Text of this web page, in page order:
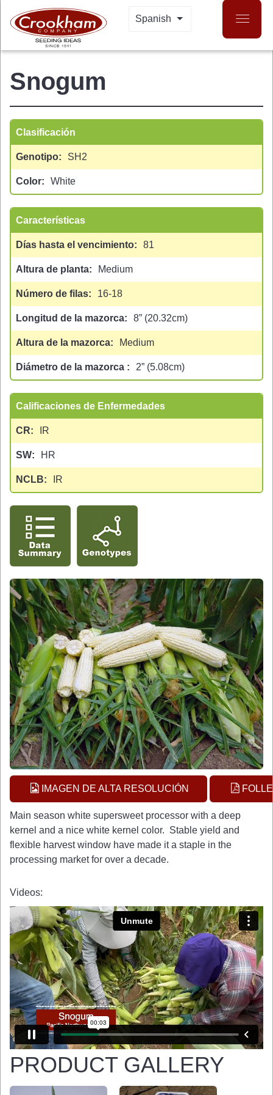
content
Spanish LIST ADDITIONAL
Snogum
Clasificación
Genotipo SH2
Color White
Características
Días hasta el vencimiento 81
Altura de planta Medium
Número de filas 16-18
Longitud de la mazorca 8” (20.32cm)
Altura de la mazorca Medium
Diámetro de la mazorca 2” (5.08cm)
Calificaciones de Enfermedades
CR IR
SW HR
NCLB IR
IMAGEN DE ALTA RESOLUCIÓN
Main season white supersweet processor with a deep
kernel and a nice white kernel color. Stable yield and
flexible harvest window have made it a staple in the
processing market for over a decade.
Videos
PRODUCT GALLERY